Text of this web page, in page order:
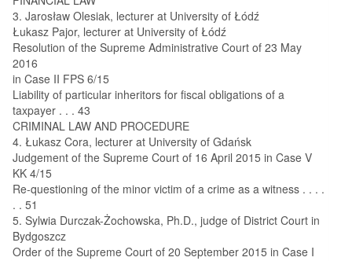
3. Jarosław Olesiak, lecturer at University of Łódź
Łukasz Pajor, lecturer at University of Łódź
Resolution of the Supreme Administrative Court of 23 May
2016
in Case II FPS 6/15
Liability of particular inheritors for fiscal obligations of a
taxpayer . . . 43
CRIMINAL LAW AND PROCEDURE
4. Łukasz Cora, lecturer at University of Gdańsk
Judgement of the Supreme Court of 16 April 2015 in Case V
KK 4/15
Re-questioning of the minor victim of a crime as a witness . . . .
. . 51
5. Sylwia Durczak-Żochowska, Ph.D., judge of District Court in
Bydgoszcz
Order of the Supreme Court of 20 September 2015 in Case I